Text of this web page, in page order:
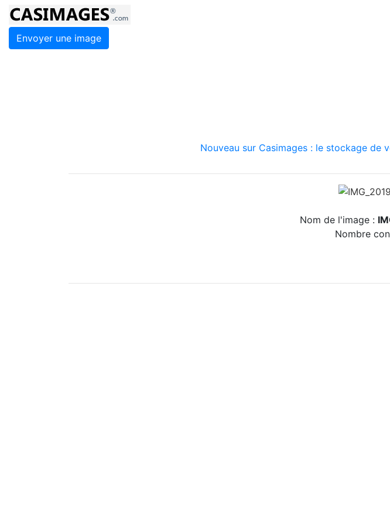
Envoyer une image
Nouveau sur Casimages : le stockage de
Nom de l'image :
Nombre